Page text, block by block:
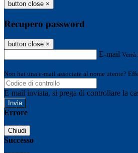
button close ×
Recupero password
button close ×
E-mail
Non hai una e-mail associata al nome utente?
E-mail inviata, si prega di controllare la
Errore
Chiudi
Successo